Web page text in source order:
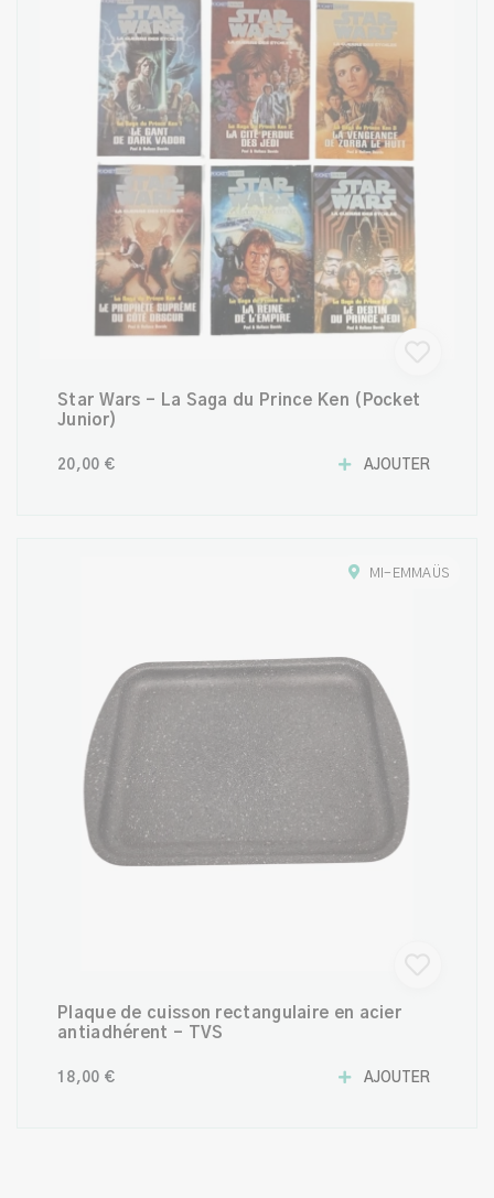
Star Wars – La Saga du Prince Ken (Pocket
Junior)
20,00 € AJOUTER
MI-EMMAÜS
Plaque de cuisson rectangulaire en acier
antiadhérent - TVS
18,00 € AJOUTER